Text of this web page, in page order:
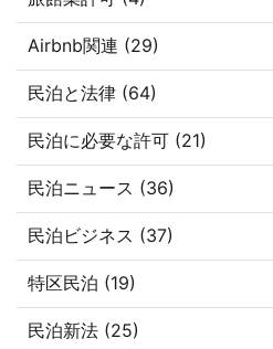
Airbnb関連 (29)
民泊と法律 (64)
民泊に必要な許可 (21)
民泊ニュース (36)
民泊ビジネス (37)
特区民泊 (19)
民泊新法 (25)